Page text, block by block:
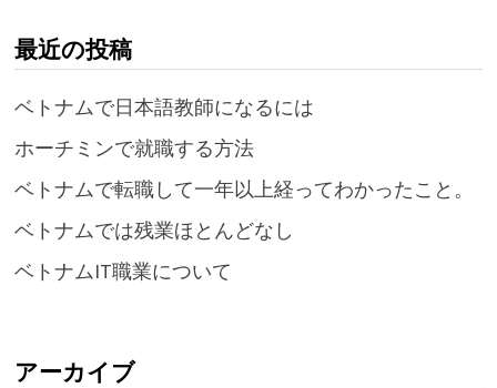
ー
シ
ョ
ン
最近の投稿
ベトナムで日本語教師になるには
ホーチミンで就職する方法
ベトナムで転職して一年以上経ってわかったこと。
ベトナムでは残業ほとんどなし
ベトナムIT職業について
アーカイブ